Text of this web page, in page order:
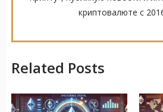
криптовалюте с
Related Posts